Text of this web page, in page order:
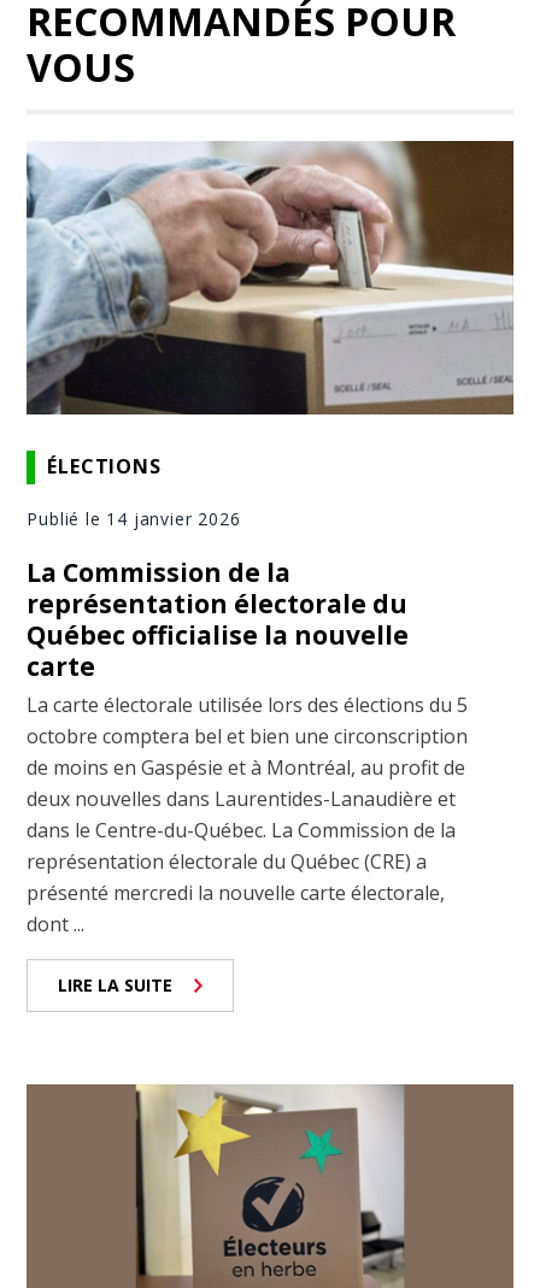
RECOMMANDÉS POUR
VOUS
ÉLECTIONS
Publié le 14 janvier 2026
La Commission de la
représentation électorale du
Québec officialise la nouvelle
carte
La carte électorale utilisée lors des élections du 5
octobre comptera bel et bien une circonscription
de moins en Gaspésie et à Montréal, au profit de
deux nouvelles dans Laurentides-Lanaudière et
dans le Centre-du-Québec. La Commission de la
représentation électorale du Québec (CRE) a
présenté mercredi la nouvelle carte électorale,
dont ...
LIRE LA SUITE